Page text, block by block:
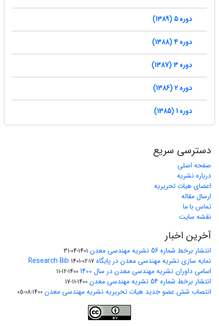
دوره 5 (1389)
دوره 4 (1388)
دوره 3 (1387)
دوره 2 (1386)
دوره 1 (1385)
دسترسی سریع
صفحه اصلی
درباره نشریه
اعضای هیات تحریریه
ارسال مقاله
تماس با ما
نقشه سایت
آخرین اخبار
انتشار برخط شماره 56 نشریه مهندسی معدن 1401-04-31
نمایه سازی نشریه مهندسی معدن در پایگاه Research Bib 1401-02-17
اسامی داوران نشریه مهندسی معدن در سال 1400 1400-12-11
انتشار برخط شماره 54 نشریه مهندسی معدن 1400-11-17
انتصاب شش عضو جدید هیات تحریریه نشریه مهندسی معدن 1400-08-05